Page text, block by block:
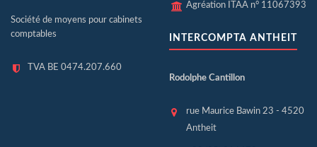
Société de moyens pour cabinets
comptables
TVA BE 0474.207.660
Agréation ITAA n° 11067393
INTERCOMPTA ANTHEIT
Rodolphe Cantillon
rue Maurice Bawin 23 - 4520
Antheit